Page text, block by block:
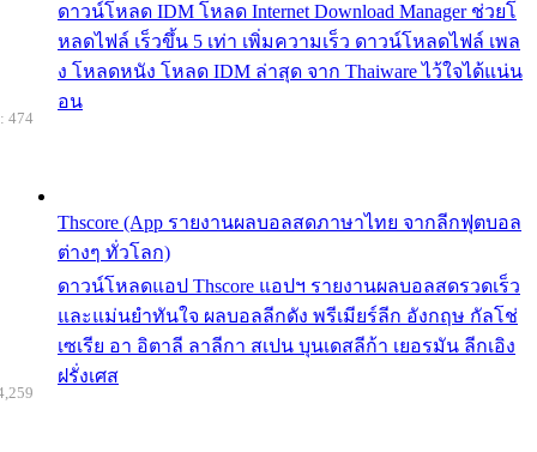
ดาวน์โหลด IDM โหลด Internet Download Manager ช่วยโ
หลดไฟล์ เร็วขึ้น 5 เท่า เพิ่มความเร็ว ดาวน์โหลดไฟล์ เพล
ง โหลดหนัง โหลด IDM ล่าสุด จาก Thaiware ไว้ใจได้แน่น
อน
Thscore (App รายงานผลบอลสดภาษาไทย จากลีกฟุตบอล
ต่างๆ ทั่วโลก)
ดาวน์โหลดแอป Thscore แอปฯ รายงานผลบอลสดรวดเร็ว
และแม่นยำทันใจ ผลบอลลีกดัง พรีเมียร์ลีก อังกฤษ กัลโช่
เซเรีย อา อิตาลี ลาลีกา สเปน บุนเดสลีก้า เยอรมัน ลีกเอิง
ฝรั่งเศส
474